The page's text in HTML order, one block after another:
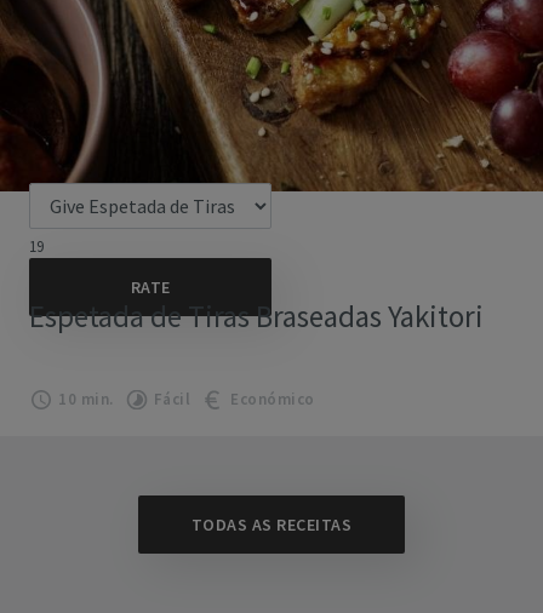
19
Espetada de Tiras Braseadas Yakitori
10 min. Fácil Económico
TODAS AS RECEITAS